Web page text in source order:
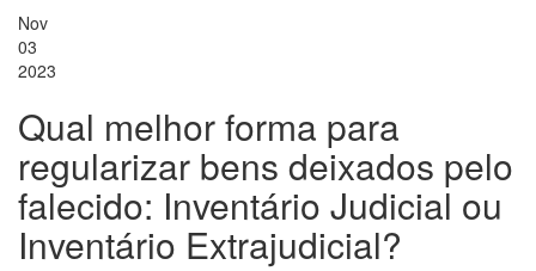
Nov
03
2023
Qual melhor forma para
regularizar bens deixados pelo
falecido: Inventário Judicial ou
Inventário Extrajudicial?